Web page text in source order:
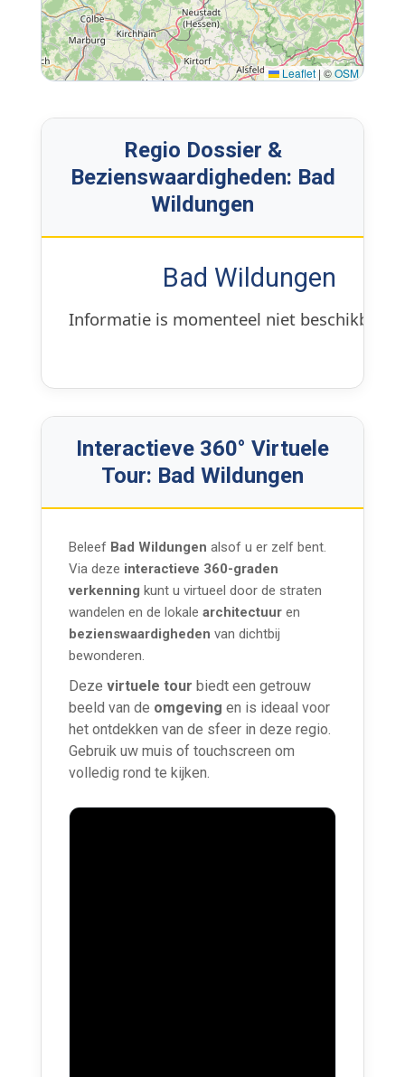
Leaflet | ©OSM
Regio Dossier &
Bezienswaardigheden: Bad
Wildungen
Bad Wildungen
Informatie is momenteel niet beschikbaar.
Interactieve 360° Virtuele
Tour: Bad Wildungen
Beleef Bad Wildungen alsof u er zelf bent.
Via deze interactieve 360-graden
verkenning kunt u virtueel door de straten
wandelen en de lokale architectuur en
bezienswaardigheden van dichtbij
bewonderen.
Deze virtuele tour biedt een getrouw
beeld van de omgeving en is ideaal voor
het ontdekken van de sfeer in deze regio.
Gebruik uw muis of touchscreen om
volledig rond te kijken.